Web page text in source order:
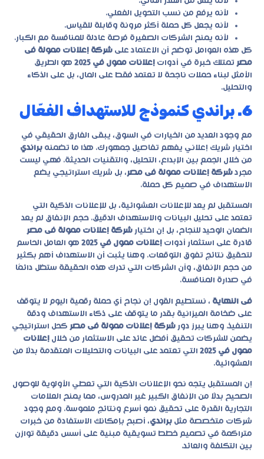
لأنه يرفع من نسب التحويل الفعلي.
لأنه يجعل كل حملة أكثر مرونة وقابلة للقياس.
لأنه يمنح الشركات الصغيرة فرصة عادلة للمنافسة مع الكبار.
كل هذه العوامل توضح أن الاعتماد على شركة إعلانات ممولة فى
مصر تمتلك خبرة في أدوات إعلانات ممول في 2025
هو الطريق
الأمثل لبناء حملات ناجحة لا تعتمد فقط على المال، بل على الذكاء
والتحليل.
6. براندي كنموذج للاستهداف الفعّال
مع وجود العديد من الخيارات في السوق، يبقى الفارق الحقيقي في
اختيار شريك إعلاني يفهم تفاصيل جمهورك. هذا ما تضمنه براندي
من خلال الجمع بين الإبداع، التحليل، والتقنيات الحديثة. فهي ليست
مجرد شركة إعلانات ممولة فى مصر، بل شريك استراتيجي يضع
الاستهداف في صميم كل حملة.
المستقبل لم يعد للإعلانات العشوائية، بل للإعلانات الذكية التي
تعتمد على تحليل البيانات والاستهداف الدقيق. حجم الإنفاق لم يعد
الضمان الوحيد للنجاح، بل إن اختيار شركة إعلانات ممولة فى مصر
قادرة على استثمار أدوات إعلانات ممول في 2025
هو العامل الحاسم
لتحقيق نتائج تفوق التوقعات. وهنا يثبت أن الاستهداف أهم بكثير
من حجم الإنفاق، وأن الشركات التي تدرك هذه الحقيقة ستظل دائمًا
في صدارة المنافسة.
فى النهاية ، نستطيع القول إن نجاح أي حملة رقمية اليوم لا يتوقف
على ضخامة الميزانية بقدر ما يتوقف على ذكاء الاستهداف ودقة
التنفيذ. وهنا يبرز دور شركة إعلانات ممولة فى مصر كحل استراتيجي
يضمن للشركات تحقيق أفضل عائد على الاستثمار من خلال إعلانات
ممول في 2025
التي تعتمد على البيانات والتحليلات المتقدمة بدلًا من
العشوائية.
إن المستقبل يتجه نحو الإعلانات الذكية التي تعطي الأولوية للوصول
الصحيح بدلًا من الإنفاق الكبير غير المدروس، مما يمنح العلامات
التجارية القدرة على تحقيق نمو أسرع ونتائج ملموسة. ومع وجود
شركات متخصصة مثل براندي، أصبح بإمكانك الاستفادة من خبرات
متراكمة في تصميم خطط تسويقية مبنية على أسس دقيقة توازن
بين التكلفة والعائد.